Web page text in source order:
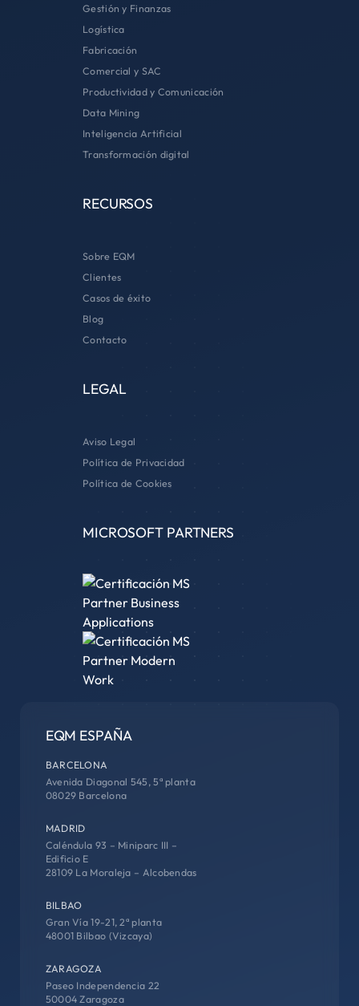
Gestión y Finanzas
Logística
Fabricación
Comercial y SAC
Productividad y Comunicación
Data Mining
Inteligencia Artificial
Transformación digital
RECURSOS
Sobre EQM
Clientes
Casos de éxito
Blog
Contacto
LEGAL
Aviso Legal
Política de Privacidad
Política de Cookies
MICROSOFT PARTNERS
EQM ESPAÑA
BARCELONA
Avenida Diagonal 545, 5ª planta
08029 Barcelona
MADRID
Caléndula 93 – Miniparc III –
Edificio E
28109 La Moraleja – Alcobendas
BILBAO
Gran Vía 19-21, 2ª planta
48001 Bilbao (Vizcaya)
ZARAGOZA
Paseo Independencia 22
50004 Zaragoza